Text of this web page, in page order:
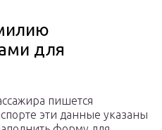
для
пишется
эти данные указаны